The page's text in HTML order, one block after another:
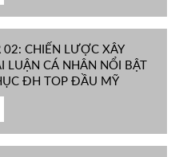
02: CHIẾN LƯỢC XÂY
LUẬN CÁ NHÂN NỔI BẬT
ĐH TOP ĐẦU MỸ